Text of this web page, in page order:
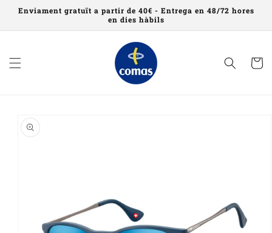
Saltar al
Enviament gratuït a partir de 40€ - Entrega en 48/72 hores
en dies hàbils
Cistell
informació
del